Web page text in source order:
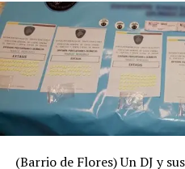
(Barrio de Flores) Un DJ y